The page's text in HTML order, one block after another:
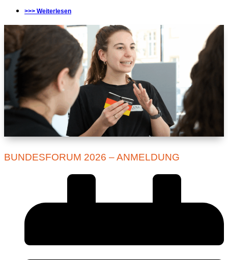
>>> Weiterlesen
BUNDESFORUM 2026 – ANMELDUNG